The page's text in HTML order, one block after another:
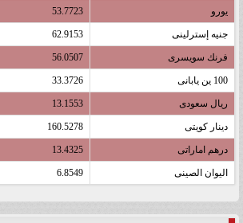
يورو 53.7723
جنيه إسترلينى 62.9153
فرنك سويسرى 56.0507
100 ين يابانى 33.3726
ريال سعودى 13.1553
دينار كويتى 160.5278
درهم اماراتى 13.4325
اليوان الصينى 6.8549